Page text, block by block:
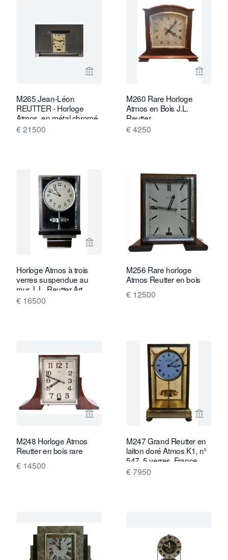
Voir la page vendeur de Van Brug
M265 Jean-Léon
REUTTER - Horloge
Atmos, en métal chromé
et plaques de verre
€ 21500
Voir la
M260 Rare Horloge
Atmos en Bois J.L.
Reutter
€ 4250
Voir la page vendeur de Van Brug
Horloge Atmos à trois
verres suspendue au
mur J. L. Reutter Art
Déco en nickel plaqué de
€ 16500
Voir la
M256 Rare horloge
Atmos Reutter en bois
€ 12500
Voir la page vendeur de Van Brug
M248 Horloge Atmos
Reutter en bois rare
€ 14500
Voir la
M247 Grand Reutter en
laiton doré Atmos K1, n°
547, 5 verres, France
vers 1930.
€ 7950